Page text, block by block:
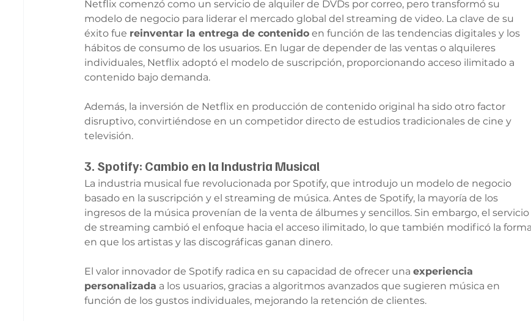
Netflix comenzó como un servicio de alquiler de DVDs por correo, pero transformó su
modelo de negocio para liderar el mercado global del streaming de video. La clave de su
éxito fue reinventar la entrega de contenido en función de las tendencias digitales y los
hábitos de consumo de los usuarios. En lugar de depender de las ventas o alquileres
individuales, Netflix adoptó el modelo de suscripción, proporcionando acceso ilimitado a
contenido bajo demanda.
Además, la inversión de Netflix en producción de contenido original ha sido otro factor
disruptivo, convirtiéndose en un competidor directo de estudios tradicionales de cine y
televisión.
3. Spotify: Cambio en la Industria Musical
La industria musical fue revolucionada por Spotify, que introdujo un modelo de negocio
basado en la suscripción y el streaming de música. Antes de Spotify, la mayoría de los
ingresos de la música provenían de la venta de álbumes y sencillos. Sin embargo, el servicio
de streaming cambió el enfoque hacia el acceso ilimitado, lo que también modificó la forma
en que los artistas y las discográficas ganan dinero.
El valor innovador de Spotify radica en su capacidad de ofrecer una experiencia
personalizada a los usuarios, gracias a algoritmos avanzados que sugieren música en
función de los gustos individuales, mejorando la retención de clientes.